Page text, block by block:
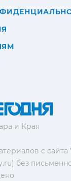
и Края
с сайта
без